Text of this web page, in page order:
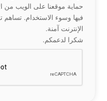
حماية موقعنا على الويب من
فيها وسوء الاستخدام. تساهم
الإنترنت آمنة.
شكرا لدعمكم.